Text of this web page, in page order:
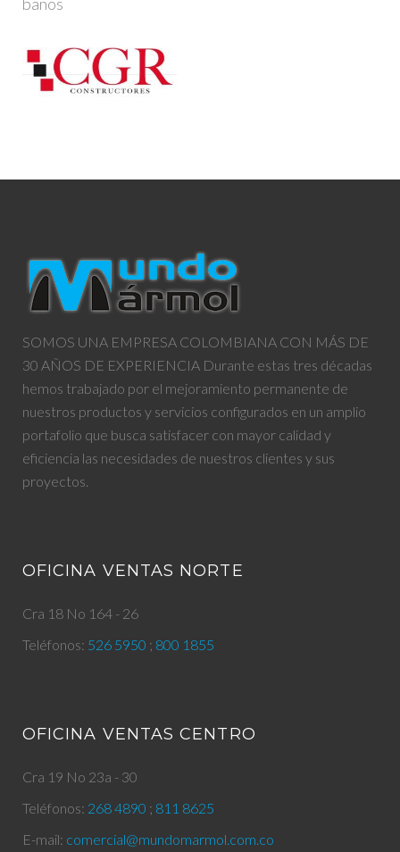
SOMOS UNA EMPRESA COLOMBIANA CON MÁS DE
30 AÑOS DE EXPERIENCIA Durante estas tres décadas
hemos trabajado por el mejoramiento permanente de
nuestros productos y servicios configurados en un amplio
portafolio que busca satisfacer con mayor calidad y
eficiencia las necesidades de nuestros clientes y sus
proyectos.
OFICINA VENTAS NORTE
Cra 18 No 164 - 26
Teléfonos: 526 5950 ; 800 1855
OFICINA VENTAS CENTRO
Cra 19 No 23a - 30
Teléfonos: 268 4890 ; 811 8625
E-mail: comercial@mundomarmol.com.co